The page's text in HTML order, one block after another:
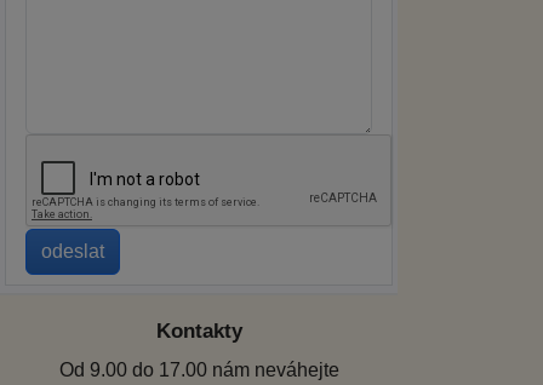
Kontakty
Od 9.00 do 17.00 nám neváhejte